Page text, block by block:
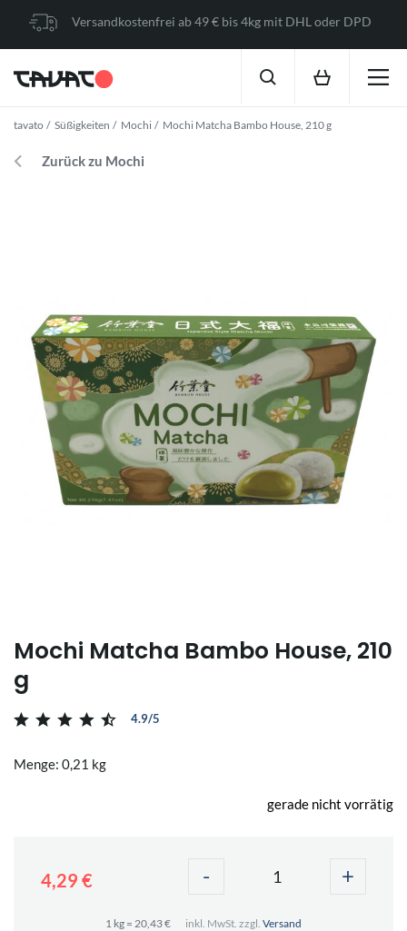
Versandkostenfrei ab 49 € bis 4kg mit DHL oder DPD
tavato Süßigkeiten Mochi Mochi Matcha Bambo House, 210 g
Zurück zu Mochi
Mochi Matcha Bambo House, 210
g
4.9/5
Menge: 0,21 kg
gerade nicht vorrätig
4,29 € - +
1 kg = 20,43 € inkl. MwSt. zzgl. Versand